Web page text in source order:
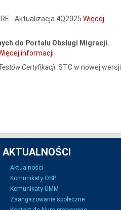
- Aktualizacja 4Q2025 Więcej
do Portalu Obsługi Migracji.
informacji
Certyfikacji. STC w nowej wersji
AKTUALNOŚCI
Aktualności
Komunikaty OSP
Komunikaty UMM
Zaangażowanie społeczne